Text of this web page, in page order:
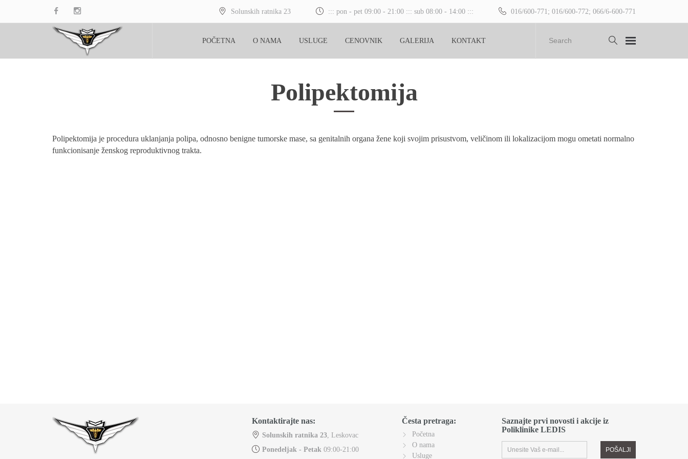
Solunskih ratnika 23 ::: pon - pet 09:00 - 21:00 ::: sub 08:00 - 14:00 ::: 016/600-771; 016/600-772; 066/6-600-771
POČETNA O NAMA USLUGE CENOVNIK GALERIJA KONTAKT
Polipektomija
Polipektomija je procedura uklanjanja polipa, odnosno benigne tumorske mase, sa genitalnih organa žene koji svojim prisustvom, veličinom ili lokalizacijom mogu ometati normalno
funkcionisanje ženskog reproduktivnog trakta.
Kontaktirajte nas:
Solunskih ratnika 23, Leskovac
Ponedeljak - Petak 09:00-21:00
Česta pretraga:
Početna
O nama
Usluge
Saznajte prvi novosti i akcije iz
Poliklinike LEDIS